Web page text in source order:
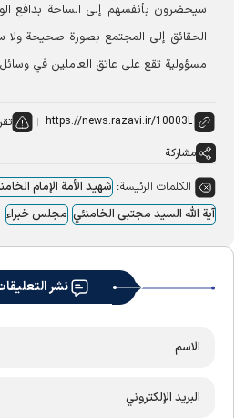
سيحضرون بأنفسهم إلى الساحة بدافع
الحقائق إلى المجتمع بصورة صحيحة ولا
مسؤولية تقع على عاتق العاملين في وسائل
مشاركة
الكلمات الرئيسة: شهید الأمة الإمام
آیة الله السید مجتبی الخامنئي مجلس خبراء
نشر